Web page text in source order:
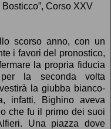
Corso XXV
scorso anno, con un
i favori del pronostico,
la propria fiducia
la seconda volta
la giubba bianco-
infatti, Bighino aveva
che fu il primo dei suoi
Una piazza dove